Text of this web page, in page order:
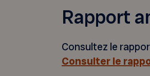
Rapport
Consultez le
Consulter le